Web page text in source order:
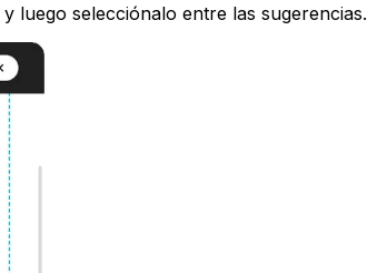
luego selecciónalo entre las sugerencias.